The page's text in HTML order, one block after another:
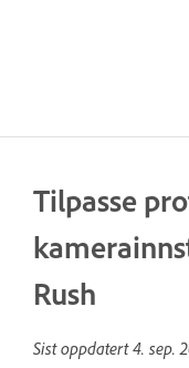
Tilpasse
Rush
Sist oppdatert4. sep.